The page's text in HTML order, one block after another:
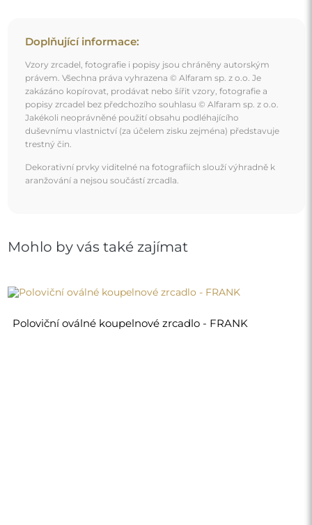
Doplňující informace:
Vzory zrcadel, fotografie i popisy jsou chráněny autorským
právem. Všechna práva vyhrazena © Alfaram sp. z o.o. Je
zakázáno kopírovat, prodávat nebo šířit vzory, fotografie a
popisy zrcadel bez předchozího souhlasu © Alfaram sp. z o.o.
Jakékoli neoprávněné použití obsahu podléhajícího
duševnímu vlastnictví (za účelem zisku zejména) představuje
trestný čin.
Dekorativní prvky viditelné na fotografiích slouží výhradně k
aranžování a nejsou součástí zrcadla.
Mohlo by vás také zajímat
Poloviční oválné koupelnové zrcadlo - FRANK